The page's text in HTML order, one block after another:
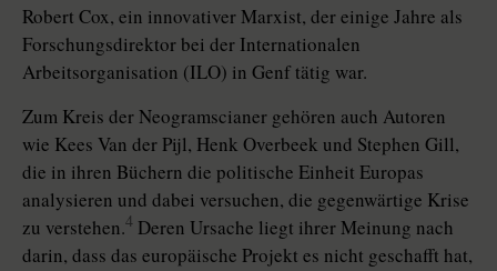
Robert Cox, ein innovativer Marxist, der einige Jahre als
Forschungsdirektor bei der Internationalen
Arbeitsorganisation (ILO) in Genf tätig war.
Zum Kreis der Neogramscianer gehören auch Autoren
wie Kees Van der Pijl, Henk Overbeek und Stephen Gill,
die in ihren Büchern die politische Einheit Europas
analysieren und dabei versuchen, die gegenwärtige Krise
zu verstehen.4 Deren Ursache liegt ihrer Meinung nach
darin, dass das europäische Projekt es nicht geschafft hat,